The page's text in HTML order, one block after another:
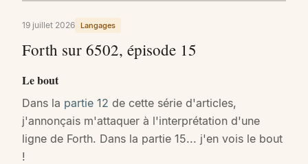
19 juillet 2026 Langages
Forth sur 6502, épisode 15
Le bout
Dans la partie 12 de cette série d'articles,
j'annonçais m'attaquer à l'interprétation d'une
ligne de Forth. Dans la partie 15... j'en vois le bout
!